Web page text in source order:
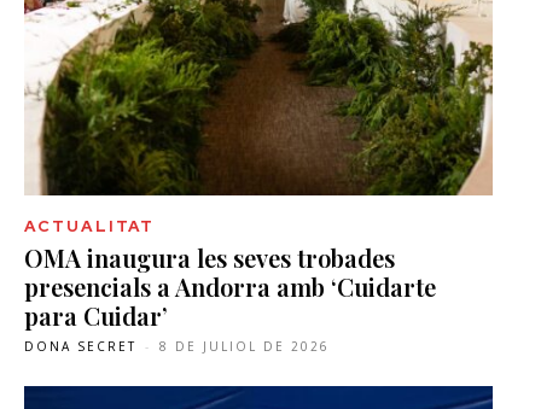
ACTUALITAT
OMA inaugura les seves trobades
presencials a Andorra amb ‘Cuidarte
para Cuidar’
DONA SECRET - 8 DE JULIOL DE 2026